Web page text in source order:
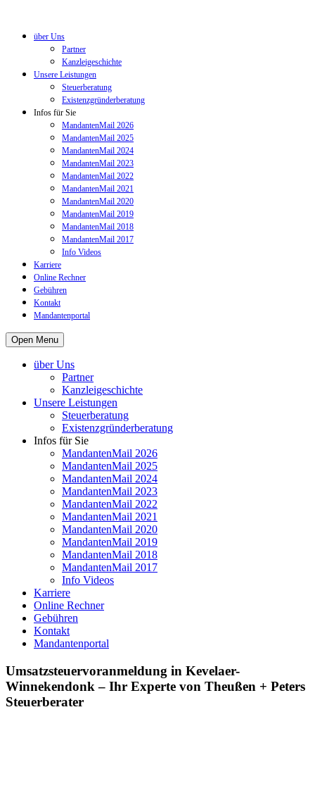
über Uns
Partner
Kanzleigeschichte
Unsere Leistungen
Steuerberatung
Existenzgründerberatung
Infos für Sie
MandantenMail 2026
MandantenMail 2025
MandantenMail 2024
MandantenMail 2023
MandantenMail 2022
MandantenMail 2021
MandantenMail 2020
MandantenMail 2019
MandantenMail 2018
MandantenMail 2017
Info Videos
Karriere
Online Rechner
Gebühren
Kontakt
Mandantenportal
Open Menu
über Uns
Partner
Kanzleigeschichte
Unsere Leistungen
Steuerberatung
Existenzgründerberatung
Infos für Sie
MandantenMail 2026
MandantenMail 2025
MandantenMail 2024
MandantenMail 2023
MandantenMail 2022
MandantenMail 2021
MandantenMail 2020
MandantenMail 2019
MandantenMail 2018
MandantenMail 2017
Info Videos
Karriere
Online Rechner
Gebühren
Kontakt
Mandantenportal
Umsatzsteuervoranmeldung in Kevelaer-
Winnekendonk – Ihr Experte von Theußen + Peters
Steuerberater